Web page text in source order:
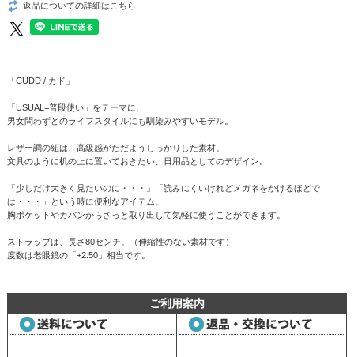
返品についての詳細はこちら
「CUDD / カド」
「USUAL=普段使い」をテーマに、
男女問わずどのライフスタイルにも馴染みやすいモデル。
レザー調の紐は、高級感がただようしっかりした素材。
文具のように机の上に置いておきたい、日用品としてのデザイン。
「少しだけ大きく見たいのに・・・」「読みにくいけれどメガネをかけるほどで
は・・・」という時に便利なアイテム。
胸ポケットやカバンからさっと取り出して気軽に使うことができます。
ストラップは、長さ80センチ。（伸縮性のない素材です）
度数は老眼鏡の「+2.50」相当です。
ご利用案内